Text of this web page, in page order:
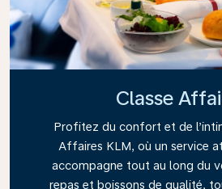
Classe
Profitez du confort et de
Affaires KLM, où un service
accompagne tout au long du
repas et boissons de qualité,